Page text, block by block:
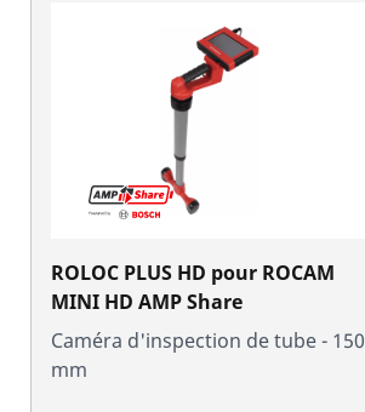
ROLOC PLUS HD pour ROCAM
MINI HD AMP Share
Caméra d'inspection de tube - 150
mm